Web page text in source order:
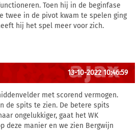
Toen hij in de beginfase
twee in de pivot kwam te spelen ging
hij het spel meer voor zich.
13-10-2022 10:46:59
met scorend vermogen.
de spits te zien. De betere spits
ongelukkiger, gaat het WK
deze manier en we zien Bergwijn